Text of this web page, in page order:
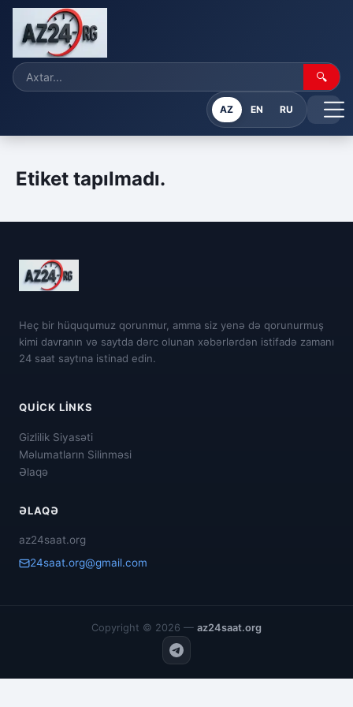
🔍
AZ EN RU
Etiket tapılmadı.
Heç bir hüququmuz qorunmur, amma siz yenə də qorunurmuş
kimi davranın və saytda dərc olunan xəbərlərdən istifadə zamanı
24 saat saytına istinad edin.
QUICK LINKS
Gizlilik Siyasəti
Məlumatların Silinməsi
Əlaqə
ƏLAQƏ
az24saat.org
24saat.org@gmail.com
Copyright © 2026 — az24saat.org